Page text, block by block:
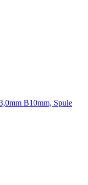
B10mm, Spule